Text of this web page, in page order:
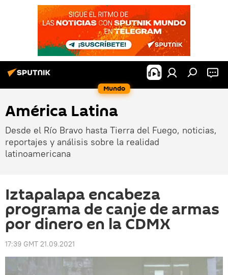
Mundo
América Latina
Desde el Río Bravo hasta Tierra del Fuego, noticias,
reportajes y análisis sobre la realidad
latinoamericana
Iztapalapa encabeza
programa de canje de armas
por dinero en la CDMX
17:39 GMT 21.09.2021